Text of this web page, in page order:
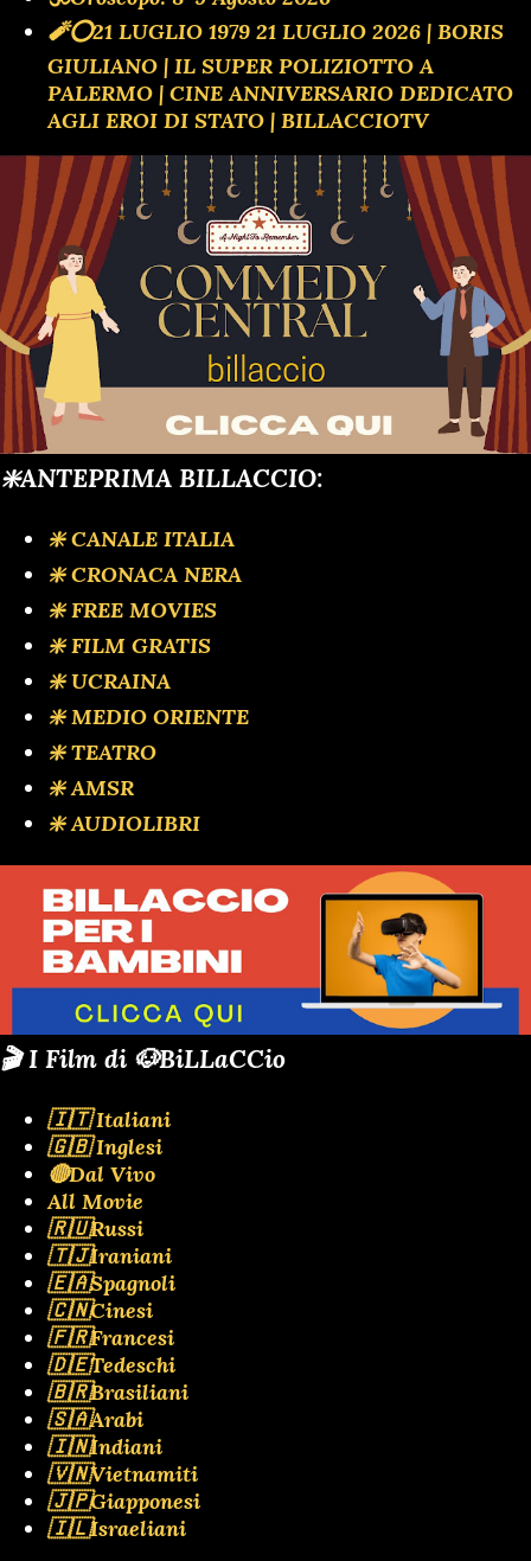
🧨⭕️21 LUGLIO 1979 21 LUGLIO 2026 | BORIS
GIULIANO | IL SUPER POLIZIOTTO A
PALERMO | CINE ANNIVERSARIO DEDICATO
AGLI EROI DI STATO | BILLACCIOTV
❇️ANTEPRIMA BILLACCIO:
❇️ CANALE ITALIA
❇️ CRONACA NERA
❇️ FREE MOVIES
❇️ FILM GRATIS
❇️ UCRAINA
❇️ MEDIO ORIENTE
❇️ TEATRO
❇️ AMSR
❇️ AUDIOLIBRI
🎬 I Film di 🐶BiLLaCCio
🇮🇹 Italiani
🇬🇧 Inglesi
🔴Dal Vivo
All Movie
🇷🇺Russi
🇹🇯Iraniani
🇪🇦Spagnoli
🇨🇳Cinesi
🇫🇷Francesi
🇩🇪Tedeschi
🇧🇷Brasiliani
🇸🇦Arabi
🇮🇳Indiani
🇻🇳Vietnamiti
🇯🇵Giapponesi
🇮🇱Israeliani